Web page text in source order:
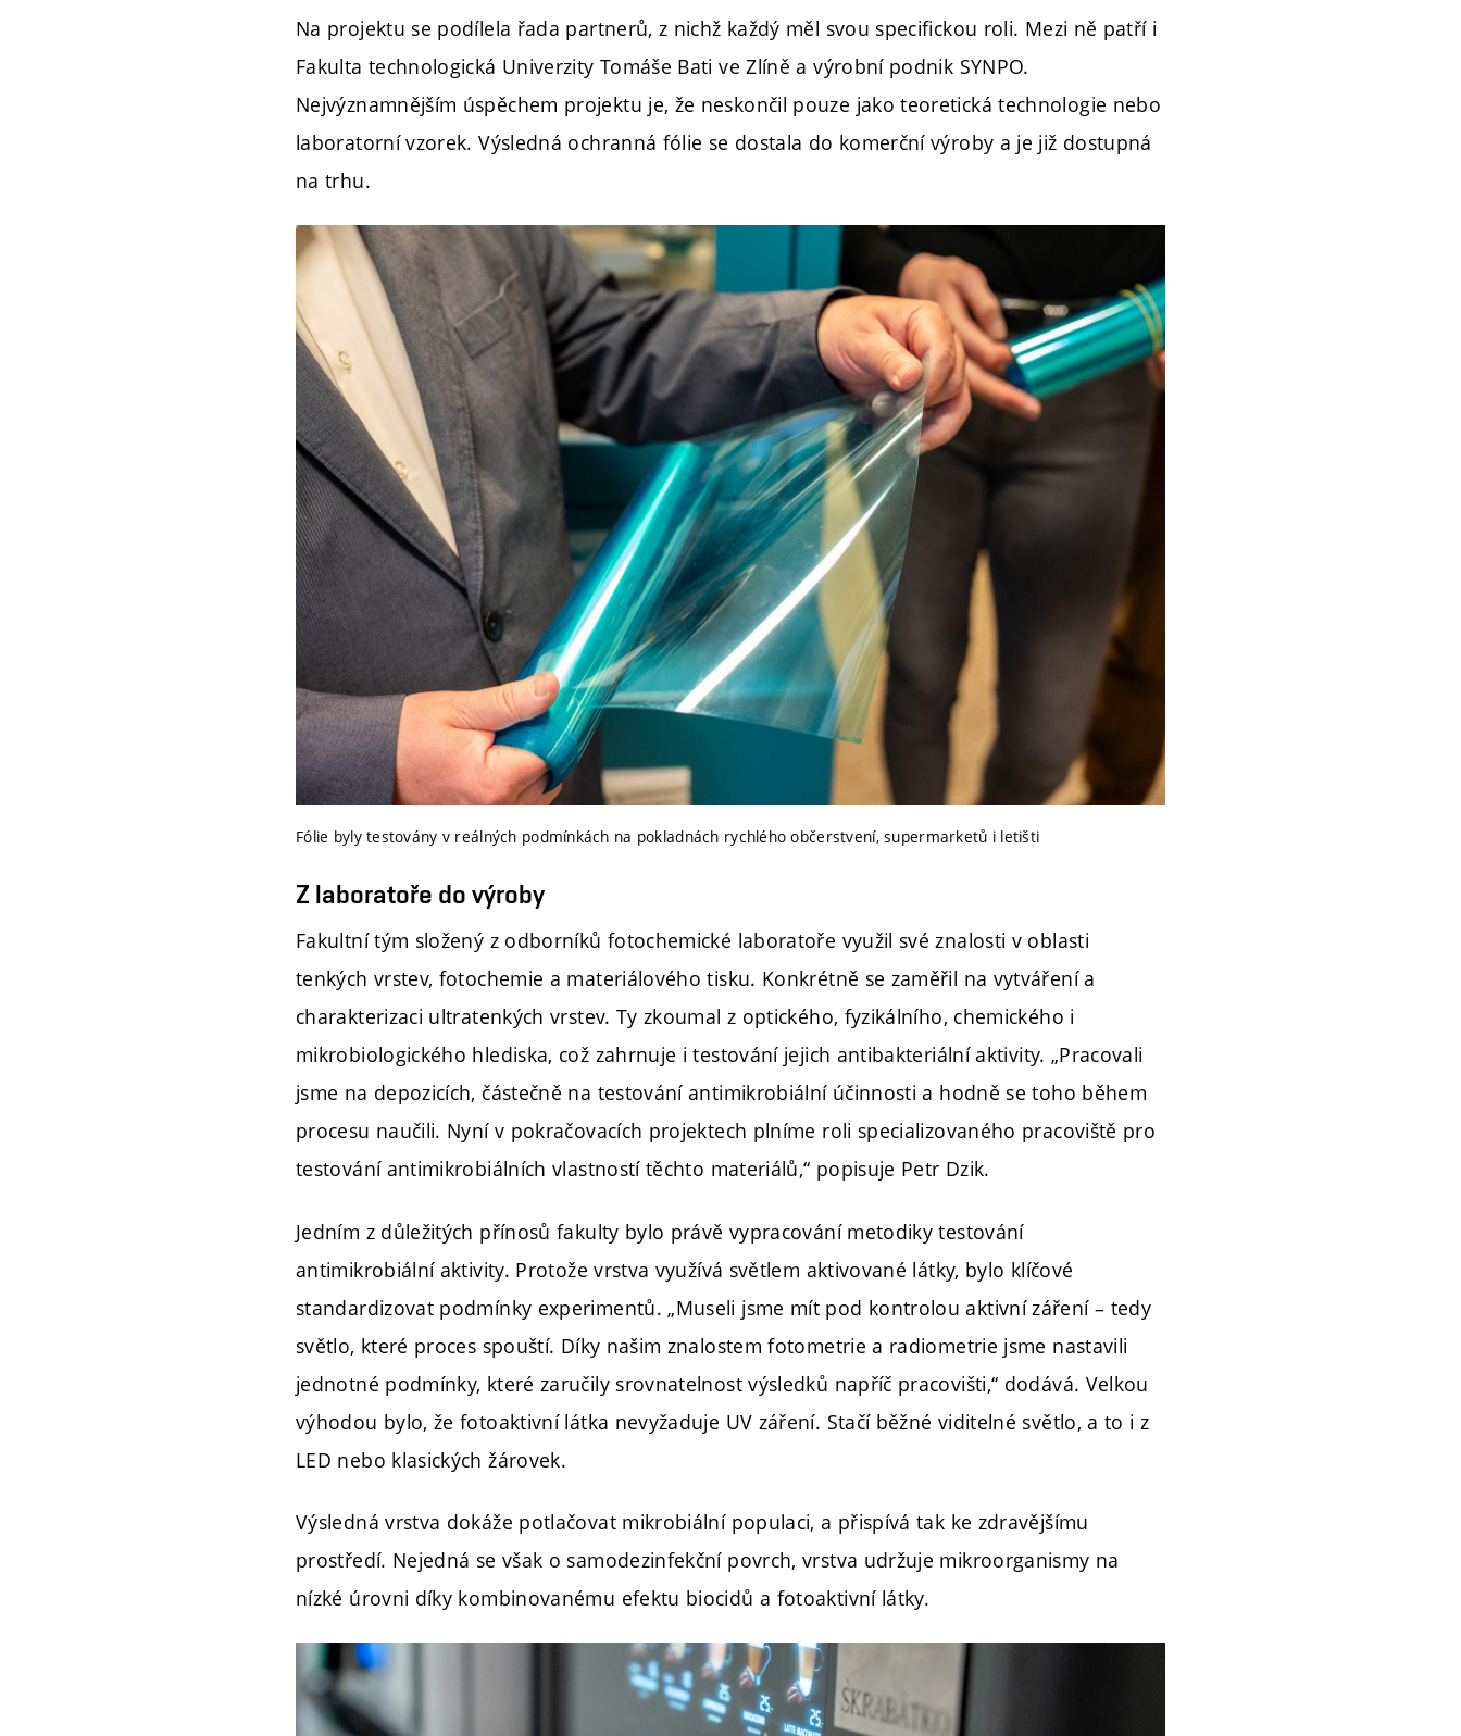
Na projektu se podílela řada partnerů, z nichž každý měl svou specifickou roli. Mezi ně patří i
Fakulta technologická Univerzity Tomáše Bati ve Zlíně a výrobní podnik SYNPO.
Nejvýznamnějším úspěchem projektu je, že neskončil pouze jako teoretická technologie nebo
laboratorní vzorek. Výsledná ochranná fólie se dostala do komerční výroby a je již dostupná
na trhu.
Fólie byly testovány v reálných podmínkách na pokladnách rychlého občerstvení, supermarketů i letišti
Z laboratoře do výroby
Fakultní tým složený z odborníků fotochemické laboratoře využil své znalosti v oblasti
tenkých vrstev, fotochemie a materiálového tisku. Konkrétně se zaměřil na vytváření a
charakterizaci ultratenkých vrstev. Ty zkoumal z optického, fyzikálního, chemického i
mikrobiologického hlediska, což zahrnuje i testování jejich antibakteriální aktivity. „Pracovali
jsme na depozicích, částečně na testování antimikrobiální účinnosti a hodně se toho během
procesu naučili. Nyní v pokračovacích projektech plníme roli specializovaného pracoviště pro
testování antimikrobiálních vlastností těchto materiálů,“ popisuje Petr Dzik.
Jedním z důležitých přínosů fakulty bylo právě vypracování metodiky testování
antimikrobiální aktivity. Protože vrstva využívá světlem aktivované látky, bylo klíčové
standardizovat podmínky experimentů. „Museli jsme mít pod kontrolou aktivní záření – tedy
světlo, které proces spouští. Díky našim znalostem fotometrie a radiometrie jsme nastavili
jednotné podmínky, které zaručily srovnatelnost výsledků napříč pracovišti,“ dodává. Velkou
výhodou bylo, že fotoaktivní látka nevyžaduje UV záření. Stačí běžné viditelné světlo, a to i z
LED nebo klasických žárovek.
Výsledná vrstva dokáže potlačovat mikrobiální populaci, a přispívá tak ke zdravějšímu
prostředí. Nejedná se však o samodezinfekční povrch, vrstva udržuje mikroorganismy na
nízké úrovni díky kombinovanému efektu biocidů a fotoaktivní látky.